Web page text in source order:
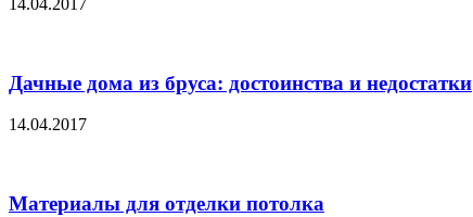
14.04.2017
Дачные дома из бруса: достоинства и недостатки
14.04.2017
Материалы для отделки потолка